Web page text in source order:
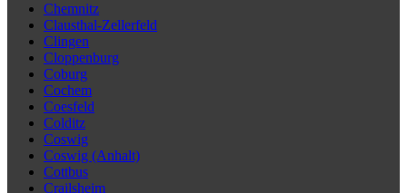
Chemnitz
Clausthal-Zellerfeld
Clingen
Cloppenburg
Coburg
Cochem
Coesfeld
Colditz
Coswig
Coswig (Anhalt)
Cottbus
Crailsheim